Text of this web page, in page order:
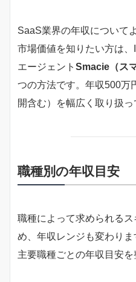
SaaS業界の年収について
市場価値を知りたい方は
エージェント Smacie（ス
つの方法です。年収500万
開含む）を幅広く取り扱っ
職種別の年収目安
職種によって求められる
め、年収レンジも変わり
主要職種ごとの年収目安を